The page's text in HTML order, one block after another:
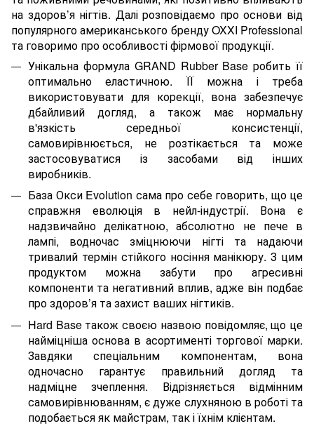
на здоров’я нігтів. Далі розповідаємо про основи від
популярного американського бренду OXXI Professional
та говоримо про особливості фірмової продукції.
Унікальна формула GRAND Rubber Base робить її
оптимально еластичною. ЇЇ можна і треба
використовувати для корекції, вона забезпечує
дбайливий догляд, а також має нормальну
в'язкість середньої консистенції,
самовирівнюється, не розтікається та може
застосовуватися із засобами від інших
виробників.
База Окси Evolution сама про себе говорить, що це
справжня еволюція в нейл-індустрії. Вона є
надзвичайно делікатною, абсолютно не пече в
лампі, водночас зміцнюючи нігті та надаючи
тривалий термін стійкого носіння манікюру. З цим
продуктом можна забути про агресивні
компоненти та негативний вплив, адже він подбає
про здоров’я та захист ваших нігтиків.
Hard Base також своєю назвою повідомляє, що це
найміцніша основа в асортименті торгової марки.
Завдяки спеціальним компонентам, вона
одночасно гарантує правильний догляд та
надміцне зчеплення. Відрізняється відмінним
самовирівнюванням, є дуже слухняною в роботі та
подобається як майстрам, так і їхнім клієнтам.